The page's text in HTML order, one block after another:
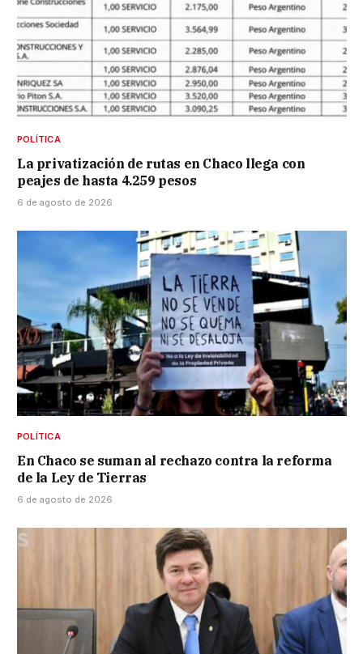
POLÍTICA
La privatización de rutas en Chaco llega con
peajes de hasta 4.259 pesos
6 de agosto de 2026
POLÍTICA
En Chaco se suman al rechazo contra la reforma
de la Ley de Tierras
6 de agosto de 2026